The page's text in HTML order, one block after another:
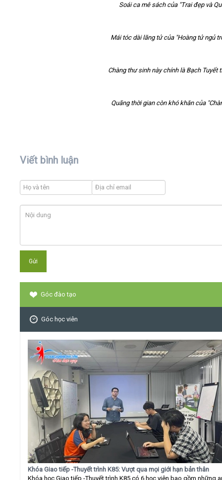
Soái ca mê sách của "Trai đẹp và
Mái tóc dài lãng tử của "Hoàng tử ngủ
Chàng thư sinh này chính là Bạch Tuyết
Quãng thời gian còn khó khăn của
Viết bình luận
Góc đào tạo
Góc học viên
Khóa Giao tiếp -Thuyết trình K85: Vượt qua mọi giới hạn bản thân
Khóa học Giao tiếp -Thuyết trình K85 có 6 học viên bao gồm những